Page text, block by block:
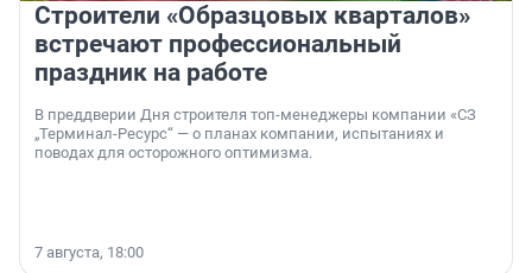
Строители «Образцовых кварталов»
встречают профессиональный
праздник на работе
В преддверии Дня строителя топ-менеджеры компании «СЗ
„Терминал-Ресурс“ — о планах компании, испытаниях и
поводах для осторожного оптимизма.
7 августа, 18:00